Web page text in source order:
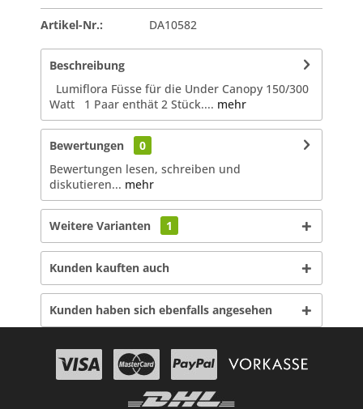
Artikel-Nr.: DA10582
Beschreibung
Lumiflora Füsse für die Under Canopy 150/300
Watt 1 Paar enthät 2 Stück.... mehr
Bewertungen
0
Bewertungen lesen, schreiben und
diskutieren... mehr
Weitere Varianten 1
Kunden kauften auch
Kunden haben sich ebenfalls angesehen